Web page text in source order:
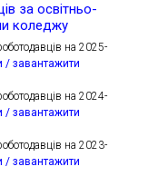
за освітньо-
коледжу
на 2025-
/ завантажити
на 2024-
/ завантажити
на 2023-
/ завантажити